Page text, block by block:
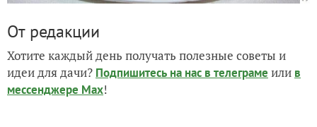
От редакции
Хотите каждый день получать полезные советы и
идеи для дачи? Подпишитесь на нас в телеграме или в
мессенджере Max!